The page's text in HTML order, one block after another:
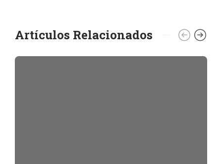
Artículos Relacionados